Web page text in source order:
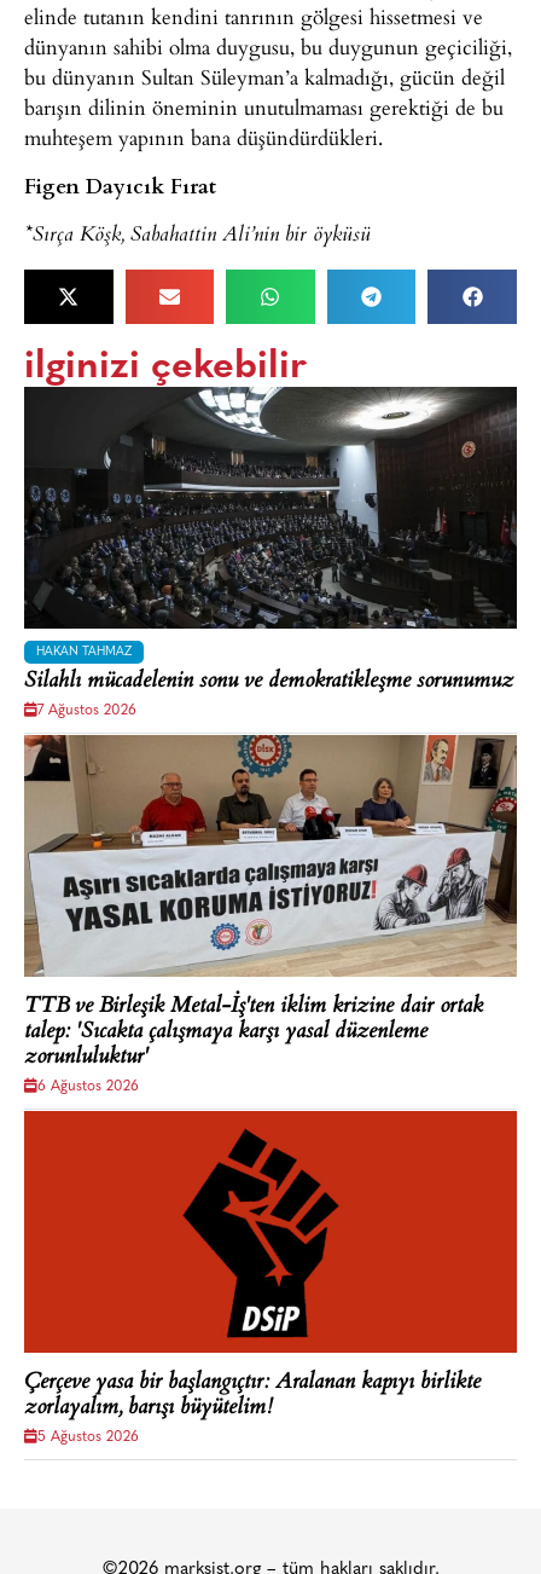
elinde tutanın kendini tanrının gölgesi hissetmesi ve
dünyanın sahibi olma duygusu, bu duygunun geçiciliği,
bu dünyanın Sultan Süleyman’a kalmadığı, gücün değil
barışın dilinin öneminin unutulmaması gerektiği de bu
muhteşem yapının bana düşündürdükleri.
Figen Dayıcık Fırat
*Sırça Köşk, Sabahattin Ali’nin bir öyküsü
ilginizi çekebilir
HAKAN TAHMAZ
Silahlı mücadelenin sonu ve demokratikleşme sorunumuz
7 Ağustos 2026
TTB ve Birleşik Metal-İş'ten iklim krizine dair ortak
talep: 'Sıcakta çalışmaya karşı yasal düzenleme
zorunluluktur'
6 Ağustos 2026
Çerçeve yasa bir başlangıçtır: Aralanan kapıyı birlikte
zorlayalım, barışı büyütelim!
5 Ağustos 2026
©2026 marksist.org – tüm hakları saklıdır.